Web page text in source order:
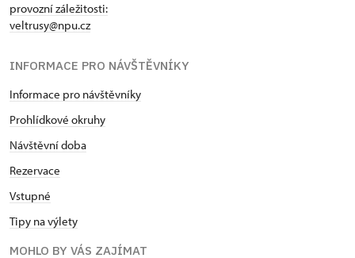
provozní záležitosti:
veltrusy@npu.cz
INFORMACE PRO NÁVŠTĚVNÍKY
Informace pro návštěvníky
Prohlídkové okruhy
Návštěvní doba
Rezervace
Vstupné
Tipy na výlety
MOHLO BY VÁS ZAJÍMAT